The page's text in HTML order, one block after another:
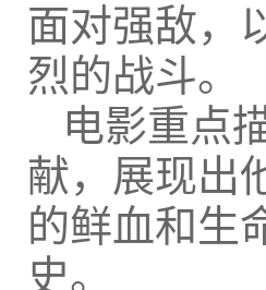
面对强敌，
烈的战斗。
电影重点
献，展现出
的鲜血和生
史。